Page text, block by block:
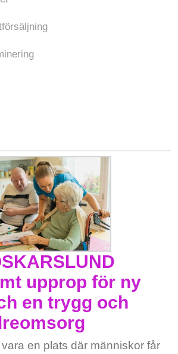
upprop för ny
en trygg och
en plats där människor får